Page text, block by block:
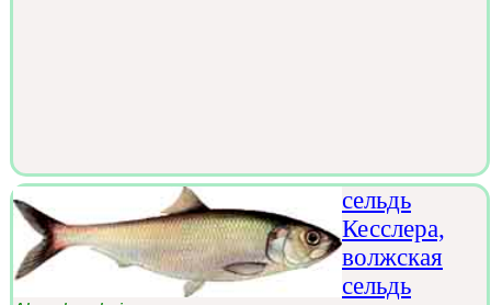
сельдь
Кесслера,
волжская
сельдь